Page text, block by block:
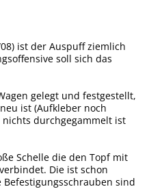
ist der Auspuff ziemlich
soll sich das
gelegt und festgestellt,
ist (Aufkleber noch
nichts durchgegammelt ist
Schelle die den Topf mit
Die ist schon
sind